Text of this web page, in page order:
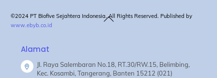
Back
©2024 PT Biofive Sejahtera Indonesia. All Rights Reserved. Published by
www.ebyb.co.id
Alamat
Jl. Raya Salembaran No.18, RT.30/RW.15, Belimbing,
Kec. Kosambi, Tangerang, Banten 15212 (021)